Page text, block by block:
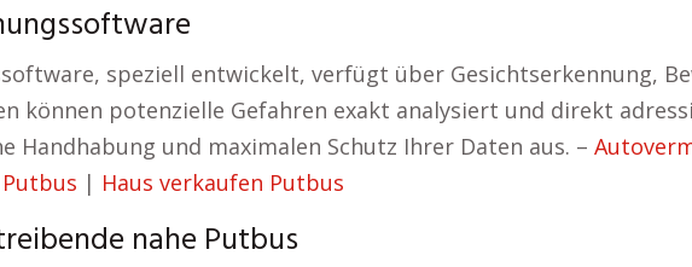
speziell entwickelt, verfügt über Gesichtserkennung,
können potenzielle Gefahren exakt analysiert und direkt
Handhabung und maximalen Schutz Ihrer Daten aus. –
| Haus verkaufen Putbus
nahe Putbus